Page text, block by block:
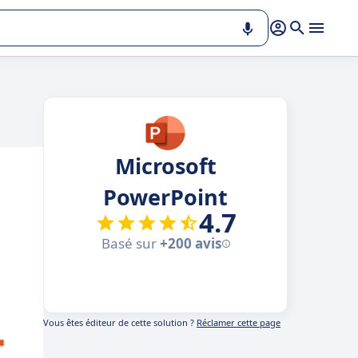
Microsoft
PowerPoint
4.7
Basé sur+200 avis
Vous êtes éditeur de cette solution ? Réclamer cette page